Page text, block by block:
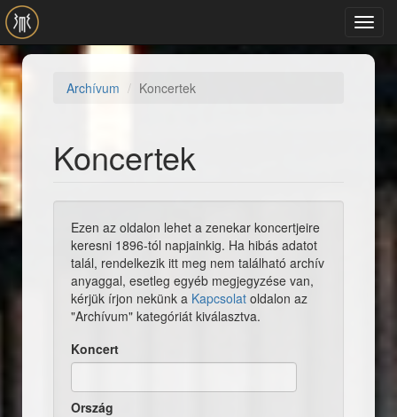
Ugrás a tartalomra
Archívum Koncertek
Koncertek
Ezen az oldalon lehet a zenekar koncertjeire
keresni 1896-tól napjainkig. Ha hibás adatot
talál, rendelkezik itt meg nem található archív
anyaggal, esetleg egyéb megjegyzése van,
kérjük írjon nekünk a Kapcsolat oldalon az
"Archívum" kategóriát kiválasztva.
Koncert
Ország